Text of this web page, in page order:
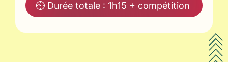
⏲ Durée totale : 1h15 + compétition